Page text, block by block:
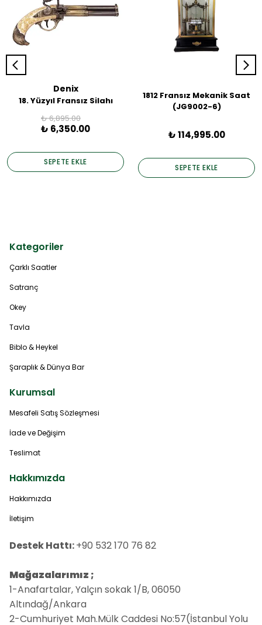
Denix
18. Yüzyıl Fransız Silahı
₺ 6,895.00
₺ 6,350.00
SEPETE EKLE
1812 Fransız Mekanik Saat
(JG9002-6)
₺ 114,995.00
SEPETE EKLE
Kategoriler
Çarklı Saatler
Satranç
Okey
Tavla
Biblo & Heykel
Şaraplık & Dünya Bar
Kurumsal
Mesafeli Satış Sözleşmesi
İade ve Değişim
Teslimat
Hakkımızda
Hakkımızda
İletişim
Destek Hattı:+90 532 170 76 82
Mağazalarımız ;
1-Anafartalar, Yalçın sokak 1/B, 06050
Altındağ/Ankara
2-Cumhuriyet Mah.Mülk Caddesi No:57(İstanbul Yolu